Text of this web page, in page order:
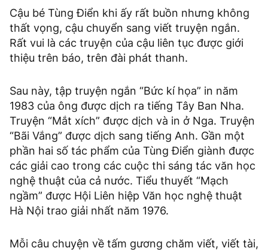
Cậu bé Tùng Điển khi ấy rất buồn nhưng không
thất vọng, cậu chuyển sang viết truyện ngắn.
Rất vui là các truyện của cậu liên tục được giới
thiệu trên báo, trên đài phát thanh.
Sau này, tập truyện ngắn “Bức kí họa” in năm
1983 của ông được dịch ra tiếng Tây Ban Nha.
Truyện “Mắt xích” được dịch và in ở Nga. Truyện
“Bãi Vắng” được dịch sang tiếng Anh. Gần một
phần hai số tác phẩm của Tùng Điển giành được
các giải cao trong các cuộc thi sáng tác văn học
nghệ thuật của cả nước. Tiểu thuyết “Mạch
ngầm” được Hội Liên hiệp Văn học nghệ thuật
Hà Nội trao giải nhất năm 1976.
Mỗi câu chuyện về tấm gương chăm viết, viết tài,